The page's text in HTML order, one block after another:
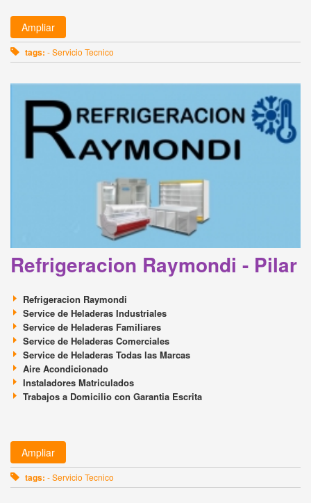
Ampliar
tags: - Servicio Tecnico
Refrigeracion Raymondi - Pilar
Refrigeracion Raymondi
Service de Heladeras Industriales
Service de Heladeras Familiares
Service de Heladeras Comerciales
Service de Heladeras Todas las Marcas
Aire Acondicionado
Instaladores Matriculados
Trabajos a Domicilio con Garantia Escrita
Ampliar
tags: - Servicio Tecnico